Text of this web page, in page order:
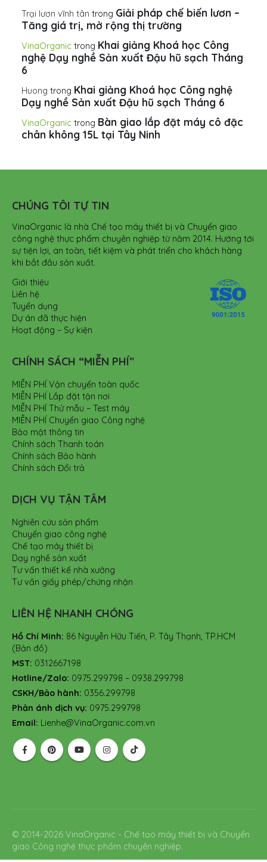
Trại lươn vĩnh tân trong Giải pháp chế biến lươn –
Tăng giá trị, mở rộng thị trường
VinaOrganic trong Khai giảng Khoá học Công
nghệ Dạy nghề Sản xuất Đậu hũ sạch Tháng
6
Huong trong Khai giảng Khoá học Công nghệ
Dạy nghề Sản xuất Đậu hũ sạch Tháng 6
VinaOrganic trong Bàn giao lắp đặt máy cô đặc
chân không 15L tại Tây Ninh
CHÚNG TÔI TỰ TIN
VinaOrganic là nhà Chế tạo máy thiết bị và Chuyển giao
công nghệ thực phẩm chuyên nghiệp từ năm 2014. Hướng tới
sự tiện lợi, an toàn, tiết kiệm và phát triển cho khách hàng
khi bắt đầu sản xuất.
Giới thiệu
Liên hệ
Tuyển dụng
Dự án đã thực hiện
Hoạt động – Sự kiện
CHÍNH SÁCH “MIỄN PHÍ”
MIỄN PHÍ Vận chuyển toàn quốc
MIỄN PHÍ Lắp đặt tận nơi
MIỄN PHÍ Thử mẫu – Test máy
MIỄN PHÍ Chuyển giao Công nghệ
Bảo mật thông tin
Chính sách Thanh toán
Chính sách Bảo hành
Chính sách Đổi trả
DỊCH VỤ TẬN TÂM
Nghiên cứu sản phẩm
Chuyển giao công nghệ
Chế tạo máy thiết bị
Dạy nghề sản xuất
Tư vấn thiết kế nhà xưởng
Tư vấn giấy phép/chứng nhận
LIÊN HỆ NHANH CHÓNG
Hồ Chí Minh: 86 Nguyễn Hữu Tiến, P. Tây Thạnh, TP.HCM
(Bản đồ)
MST: 0312667198
Hotline/Zalo: 0975.299798 – 0938.299798
CSKH/Bảo hành: 0356.299798
Phản ánh dịch vụ: 0975.299798
Email: Lienhe@VinaOrganic.com.vn
© 2014-2026 VinaOrganic - Chế tạo máy thiết bị và Chuyển
giao Công nghệ thực phẩm chuyên nghiệp.